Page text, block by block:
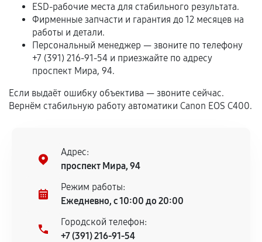
Программные сбои, если это не указано в
отдельных условиях.
Если комплектующие куплены
самостоятельно
Гарантия на выполненные работы может
Предоставленные детали подходят по
техническим параметрам и не имеют внешних
дефектов.
Установка была выполнена нашим сервисным
центром.
При этом гарантия на сами комплектующие
ESD-рабочие места для стабильного результата.
Фирменные запчасти и гарантия до 12 месяцев на
работы и детали.
Персональный менеджер — звоните по телефону
+7 (391) 216-91-54 и приезжайте по адресу
проспект Мира, 94.
Если выдаёт ошибку объектива — звоните сейчас.
Вернём стабильную работу автоматики Canon EOS C400.
Адрес:
проспект Мира, 94
Режим работы:
Ежедневно, с 10:00 до 20:00
Городской телефон:
+7 (391) 216-91-54